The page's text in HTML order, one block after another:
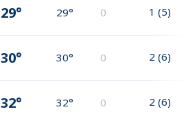
29° 29° 0 1 (5)
30° 30° 0 2 (6)
32° 32° 0 2 (6)